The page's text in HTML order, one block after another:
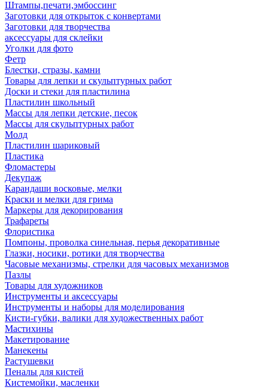
Штампы,печати,эмбоссинг
Заготовки для открыток с конвертами
Заготовки для творчества
аксессуары для склейки
Уголки для фото
Фетр
Блестки, стразы, камни
Товары для лепки и скульптурных работ
Доски и стеки для пластилина
Пластилин школьный
Массы для лепки детские, песок
Массы для скульптурных работ
Молд
Пластилин шариковый
Пластика
Фломастеры
Декупаж
Карандаши восковые, мелки
Краски и мелки для грима
Маркеры для декорирования
Трафареты
Флористика
Помпоны, проволка синельная, перья декоративные
Глазки, носики, ротики для творчества
Часовые механизмы, стрелки для часовых механизмов
Пазлы
Товары для художников
Инструменты и аксессуары
Инструменты и наборы для моделирования
Кисти-губки, валики для художественных работ
Мастихины
Макетирование
Манекены
Растушевки
Пеналы для кистей
Кистемойки, масленки